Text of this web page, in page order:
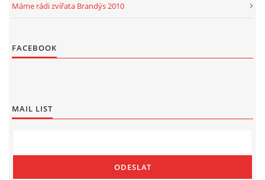
Máme rádi zvířata Brandýs 2010
FACEBOOK
MAIL LIST